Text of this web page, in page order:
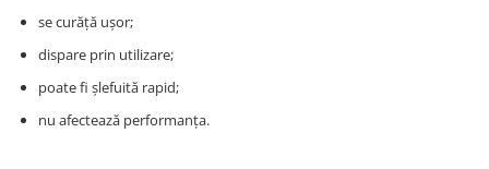
se curăță ușor;
dispare prin utilizare;
poate fi șlefuită rapid;
nu afectează performanța.